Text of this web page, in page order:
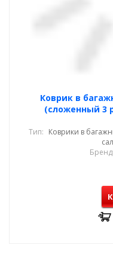
Коврик в
(сложенный 3
Тип: Коврики в
Бренд: